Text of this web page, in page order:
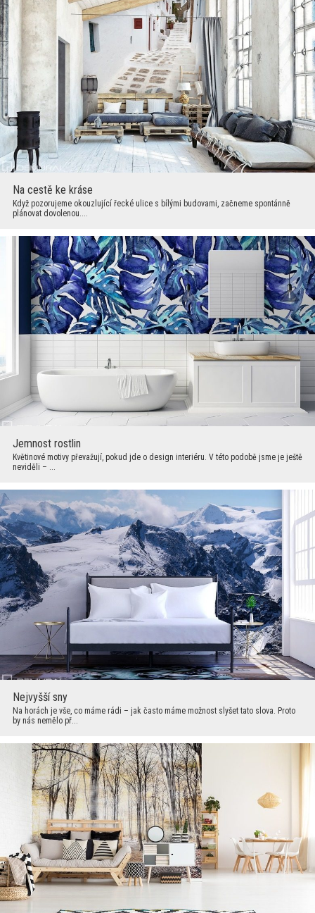
Na cestě ke kráse
Když pozorujeme okouzlující řecké ulice s bílými budovami, začneme spontánně
plánovat dovolenou....
Jemnost rostlin
Květinové motivy převažují, pokud jde o design interiéru. V této podobě jsme je ještě
neviděli – ...
Nejvyšší sny
Na horách je vše, co máme rádi – jak často máme možnost slyšet tato slova. Proto
by nás nemělo př...